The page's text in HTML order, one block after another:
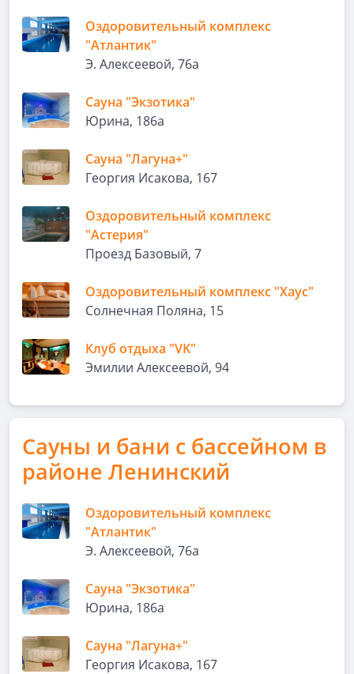
Оздоровительный комплекс
"Атлантик"
Э. Алексеевой, 76а
Сауна "Экзотика"
Юрина, 186а
Сауна "Лагуна+"
Георгия Исакова, 167
Оздоровительный комплекс
"Астерия"
Проезд Базовый, 7
Оздоровительный комплекс "Хаус"
Солнечная Поляна, 15
Клуб отдыха "VK"
Эмилии Алексеевой, 94
Сауны и бани с бассейном в
районе Ленинский
Оздоровительный комплекс
"Атлантик"
Э. Алексеевой, 76а
Сауна "Экзотика"
Юрина, 186а
Сауна "Лагуна+"
Георгия Исакова, 167